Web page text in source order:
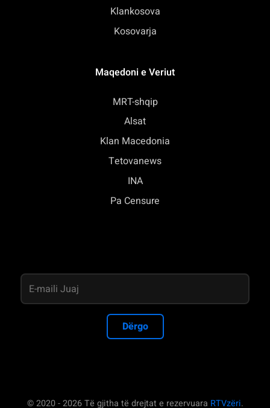
Klankosova
Kosovarja
Maqedoni e Veriut
MRT-shqip
Alsat
Klan Macedonia
Tetovanews
INA
Pa Censure
Dërgo
© 2020 - 2026 Të gjitha të drejtat e rezervuara RTVzëri.